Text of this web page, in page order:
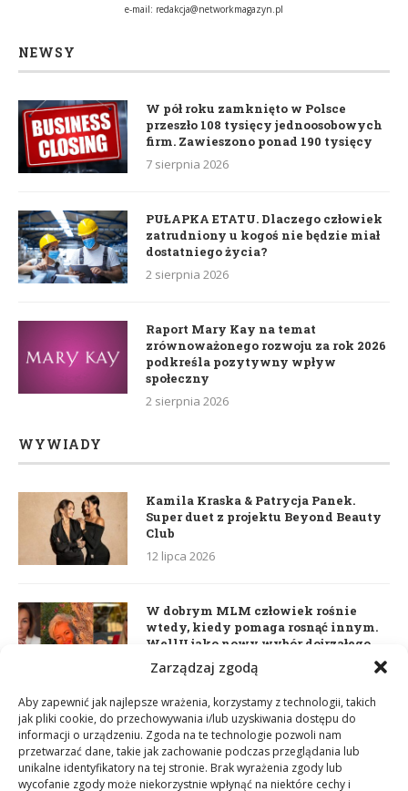
Zarządzaj zgodą
Aby zapewnić jak najlepsze wrażenia, korzystamy z technologii, takich
jak pliki cookie, do przechowywania i/lub uzyskiwania dostępu do
informacji o urządzeniu. Zgoda na te technologie pozwoli nam
przetwarzać dane, takie jak zachowanie podczas przeglądania lub
unikalne identyfikatory na tej stronie. Brak wyrażenia zgody lub
wycofanie zgody może niekorzystnie wpłynąć na niektóre cechy i
e-mail: redakcja@networkmagazyn.pl
NEWSY
W pół roku zamknięto w Polsce
przeszło 108 tysięcy jednoosobowych
firm. Zawieszono ponad 190 tysięcy
7 sierpnia 2026
PUŁAPKA ETATU. Dlaczego człowiek
zatrudniony u kogoś nie będzie miał
dostatniego życia?
2 sierpnia 2026
Raport Mary Kay na temat
zrównoważonego rozwoju za rok 2026
podkreśla pozytywny wpływ
społeczny
2 sierpnia 2026
WYWIADY
Kamila Kraska & Patrycja Panek.
Super duet z projektu Beyond Beauty
Club
12 lipca 2026
W dobrym MLM człowiek rośnie
wtedy, kiedy pomaga rosnąć innym.
WellU jako nowy wybór dojrzałego
lidera
Daria Dudzik. Kocham Cię
17 kwietnia 2026